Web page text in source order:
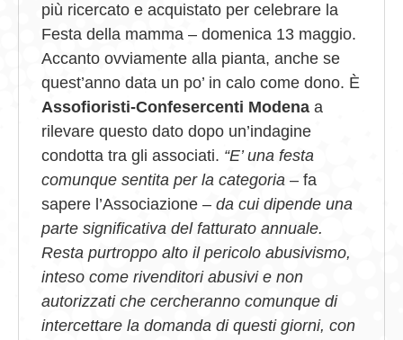
più ricercato e acquistato per celebrare la
Festa della mamma – domenica 13 maggio.
Accanto ovviamente alla pianta, anche se
quest’anno data un po’ in calo come dono. È
Assofioristi-Confesercenti Modena a
rilevare questo dato dopo un’indagine
condotta tra gli associati. “E’ una festa
comunque sentita per la categoria – fa
sapere l’Associazione – da cui dipende una
parte significativa del fatturato annuale.
Resta purtroppo alto il pericolo abusivismo,
inteso come rivenditori abusivi e non
autorizzati che cercheranno comunque di
intercettare la domanda di questi giorni, con